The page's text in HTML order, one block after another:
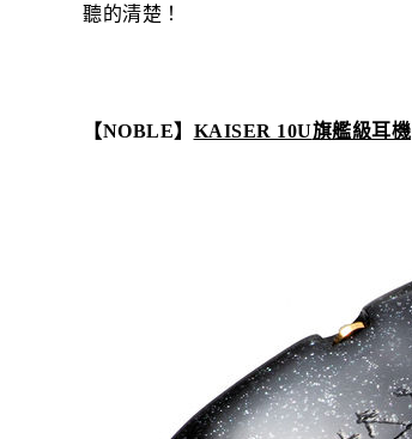
聽的清楚！
【NOBLE】 KAISER 10U旗艦級耳機